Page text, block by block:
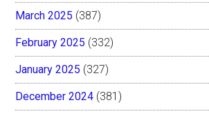
March 2025 (387)
February 2025 (332)
January 2025 (327)
December 2024 (381)